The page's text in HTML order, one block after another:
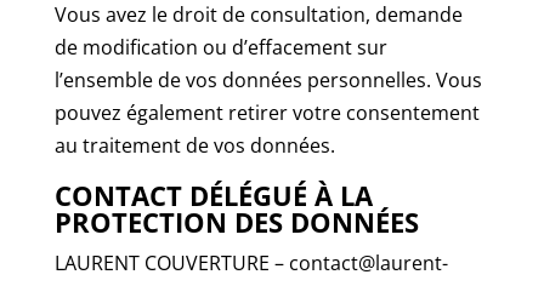
Vous avez le droit de consultation, demande
de modification ou d’effacement sur
l’ensemble de vos données personnelles. Vous
pouvez également retirer votre consentement
au traitement de vos données.
CONTACT DÉLÉGUÉ À LA
PROTECTION DES DONNÉES
LAURENT COUVERTURE – contact@laurent-